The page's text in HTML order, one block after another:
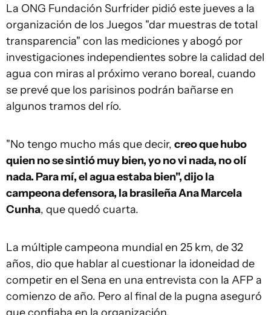
La ONG Fundación Surfrider pidió este jueves a la
organización de los Juegos "dar muestras de total
transparencia" con las mediciones y abogó por
investigaciones independientes sobre la calidad del
agua con miras al próximo verano boreal, cuando
se prevé que los parisinos podrán bañarse en
algunos tramos del río.
"No tengo mucho más que decir, creo que hubo
quien no se sintió muy bien, yo no vi nada, no olí
nada. Para mí, el agua estaba bien", dijo la
campeona defensora, la brasileña Ana Marcela
Cunha, que quedó cuarta.
La múltiple campeona mundial en 25 km, de 32
años, dio que hablar al cuestionar la idoneidad de
competir en el Sena en una entrevista con la AFP a
comienzo de año. Pero al final de la pugna aseguró